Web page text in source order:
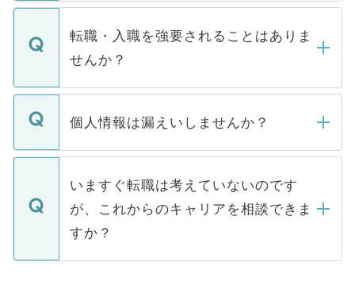
ます。通常、5営業日以内にはご連絡をせて
いただきますので、しばらくお待ちくださ
マイナビDOCTORで取り扱っている求人の
うち約3割は、Webサイトからご覧いただ
けない「非公開求人」です。非公開求人は
下記の理由によって、一般には公開してい
ません。
■応募殺到を避けるため 人気のある医療機
関を公にしてしまうと、応募が殺到する場
に、医療機関が求める条件に合った人材の
みを人材紹介会社に依頼するケースが増え
ています。
転職・入職を強要されることはありま
せんか？
転職・入職を強要することは一切ありませ
ん。また、仮に応募先から内定をいただい
定を承諾する必要はありません。内定先へ
の辞退の連絡はキャリアパートナーが行い
個人情報は漏えいしませんか？
個人情報が漏えいすることはありませんの
で、ご安心ください。当サイトからの登録
などで収集したご登録者様の個人情報は、
ご本人のキャリアアップおよび転職活動の
支援を目的に使用いたします。お預かりし
ているすべての個人データはご本人の許可
いますぐ転職は考えていないのです
が、これからのキャリアを相談できま
すか？